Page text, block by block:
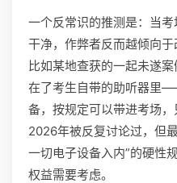
一个反常识的推测是：当
干净，作弊者反而越倾向于
比如某地查获的一起未遂
在了考生自带的助听器里
备，按规定可以带进考场
2026年被反复讨论过，但
一切电子设备入内”的硬性
权益需要考虑。